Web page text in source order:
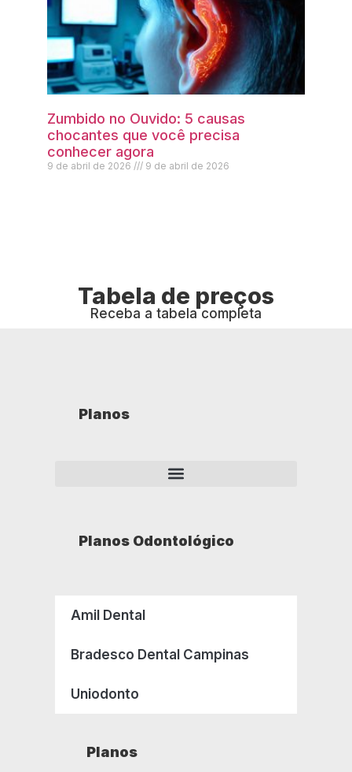
Zumbido no Ouvido: 5 causas
chocantes que você precisa
conhecer agora
9 de abril de 2026 9 de abril de 2026
Tabela de preços
Receba a tabela completa
Planos
Planos Odontológico
Amil Dental
Bradesco Dental Campinas
Uniodonto
Planos